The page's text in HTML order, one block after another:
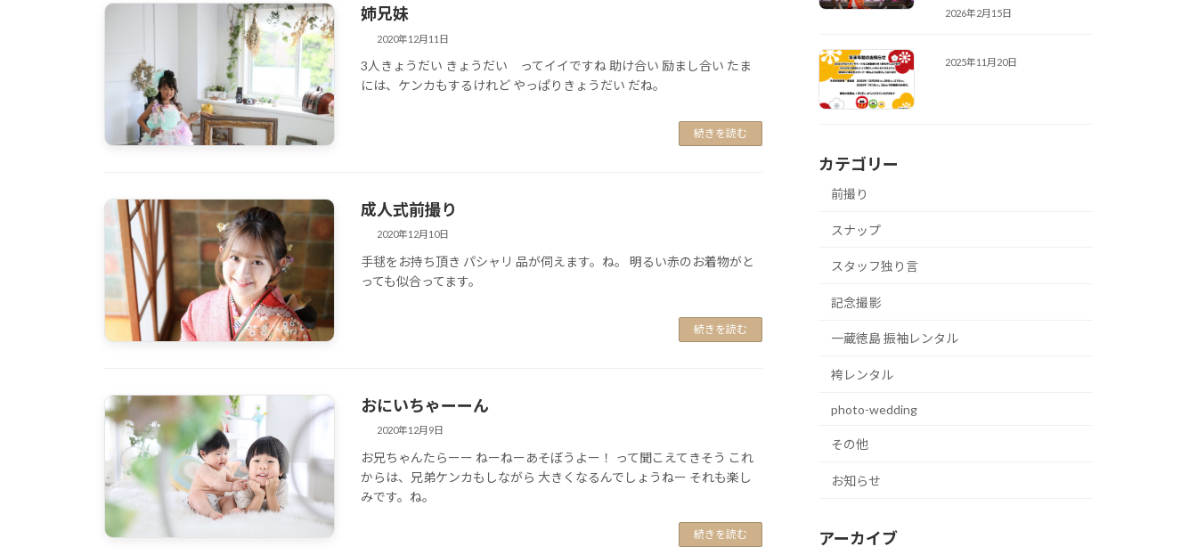
その他
その他
姉兄妹
2020年12月11日
3人きょうだい きょうだい ってイイですね 助け合い 励まし合い たま
には、ケンカもするけれど やっぱりきょうだい だね。
続きを読む
その他
成人式前撮り
2020年12月10日
手毬をお持ち頂き パシャリ 品が伺えます。ね。 明るい赤のお着物がと
っても似合ってます。
続きを読む
おにいちゃーーん
2020年12月9日
お兄ちゃんたらーー ねーねーあそぼうよー！ って聞こえてきそう これ
からは、兄弟ケンカもしながら 大きくなるんでしょうねー それも楽し
みです。ね。
続きを読む
前撮り
2026年2月15日
お知らせ
2025年11月20日
カテゴリー
前撮り
スナップ
スタッフ独り言
記念撮影
一蔵徳島 振袖レンタル
袴レンタル
photo-wedding
その他
お知らせ
アーカイブ